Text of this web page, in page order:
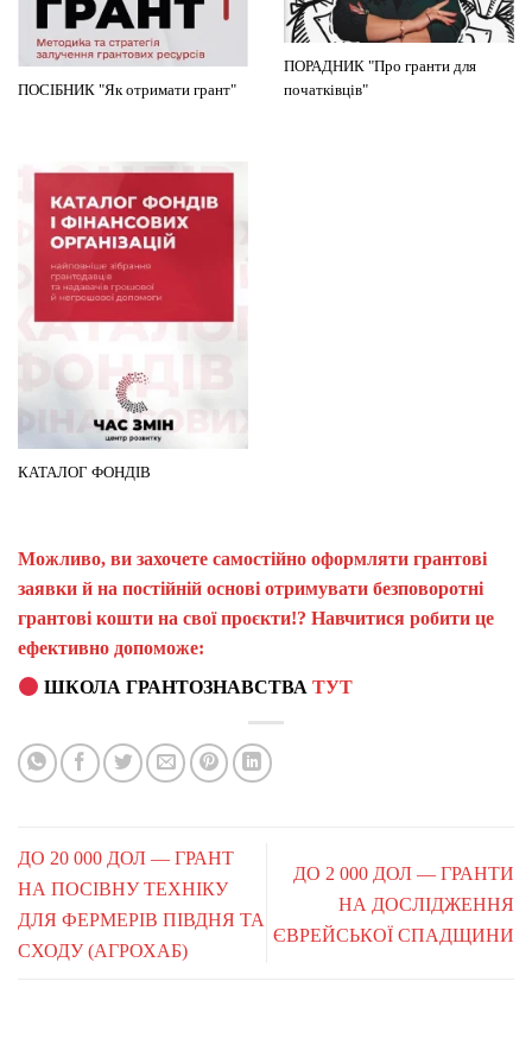
ПОРАДНИК "Про гранти для
початківців"
ПОСІБНИК "Як отримати грант"
КАТАЛОГ ФОНДІВ
Можливо, ви захочете самостійно оформляти грантові
заявки й на постійній основі отримувати безповоротні
грантові кошти на свої проєкти!? Навчитися робити це
ефективно допоможе:
ШКОЛА ГРАНТОЗНАВСТВАТУТ
ДО 20 000 ДОЛ — ГРАНТ
НА ПОСІВНУ ТЕХНІКУ
ДЛЯ ФЕРМЕРІВ ПІВДНЯ ТА
СХОДУ (АГРОХАБ)
ДО 2 000 ДОЛ — ГРАНТИ
НА ДОСЛІДЖЕННЯ
ЄВРЕЙСЬКОЇ СПАДЩИНИ